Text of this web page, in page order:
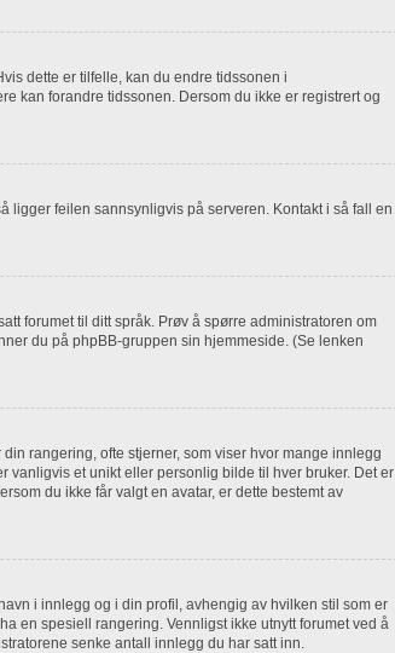
dette er tilfelle, kan du endre tidssonen i
kan forandre tidssonen. Dersom du ikke er registrert og
ligger feilen sannsynligvis på serveren. Kontakt i så fall en
forumet til ditt språk. Prøv å spørre administratoren om
du på phpBB-gruppen sin hjemmeside. (Se lenken
rangering, ofte stjerner, som viser hvor mange innlegg
vanligvis et unikt eller personlig bilde til hver bruker. Det er
du ikke får valgt en avatar, er dette bestemt av
i innlegg og i din profil, avhengig av hvilken stil som er
en spesiell rangering. Vennligst ikke utnytt forumet ved å
senke antall innlegg du har satt inn.